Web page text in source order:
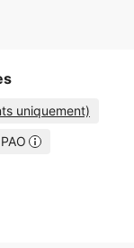
uniquement)